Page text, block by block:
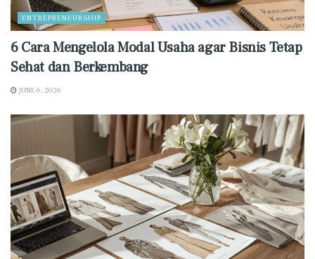
ENTREPRENEURSHIP
6 Cara Mengelola Modal Usaha agar Bisnis Tetap
Sehat dan Berkembang
JUNE 6, 2026